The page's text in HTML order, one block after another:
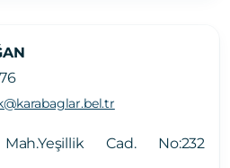
Cad. No:232